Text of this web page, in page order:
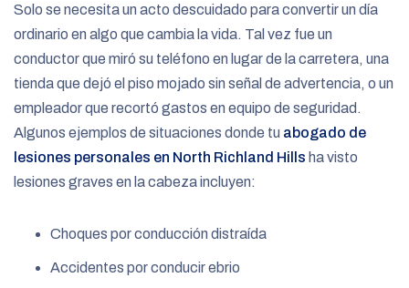
Solo se necesita un acto descuidado para convertir un día
ordinario en algo que cambia la vida. Tal vez fue un
conductor que miró su teléfono en lugar de la carretera, una
tienda que dejó el piso mojado sin señal de advertencia, o un
empleador que recortó gastos en equipo de seguridad.
Algunos ejemplos de situaciones donde tu abogado de
lesiones personales en North Richland Hills ha visto
lesiones graves en la cabeza incluyen:
Choques por conducción distraída
Accidentes por conducir ebrio